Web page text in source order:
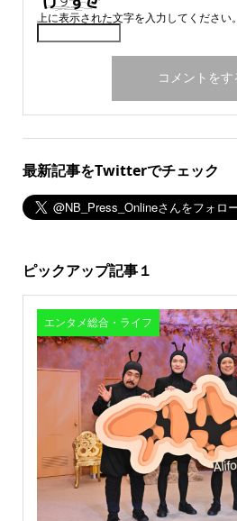
上に表示された文字を入力してください。
最新記事をTwitterでチェック
ピックアップ記事１
エンタメ総合・ライフ